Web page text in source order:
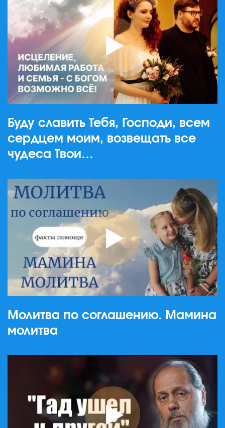
Буду славить Тебя, Господи, всем
сердцем моим, возвещать все
чудеса Твои…
Молитва по соглашению. Мамина
молитва